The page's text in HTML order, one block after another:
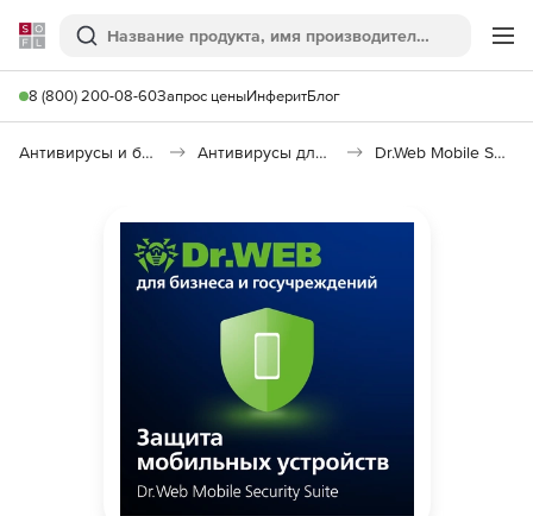
Softline
Поиск
8 (800) 200-08-60Запрос ценыИнферитБлог
Антивирусы и безопасность Антивирусы для организаций Dr.Web Mobile Security Suite